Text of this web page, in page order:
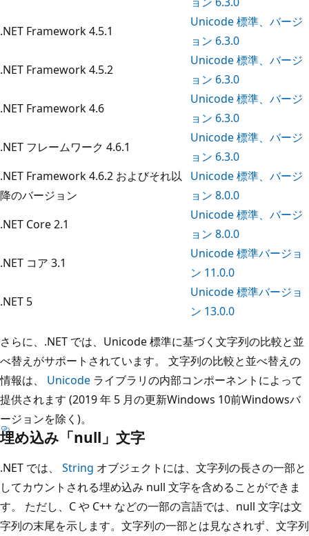
.NET Framework 4.5.1
Unicode 標準、バージ
ョン 6.3.0
.NET Framework 4.5.2
Unicode 標準、バージ
ョン 6.3.0
.NET Framework 4.6
Unicode 標準、バージ
ョン 6.3.0
.NET フレームワーク 4.6.1
Unicode 標準、バージ
ョン 6.3.0
.NET Framework 4.6.2 およびそれ以
降のバージョン
Unicode 標準、バージ
ョン 8.0.0
.NET Core 2.1
Unicode 標準、バージ
ョン 8.0.0
.NET コア 3.1
Unicode 標準バージョ
ン 11.0.0
.NET 5
Unicode 標準バージョ
ン 13.0.0
さらに、.NET では、Unicode 標準に基づく文字列の比較と並
べ替えがサポートされています。 文字列の比較と並べ替えの
情報は、
Unicode ライブラリの内部コンポーネントによって
提供されます (2019 年 5 月の更新Windows 10前Windowsバ
ージョンを除く)。
埋め込み「null」文字
.NET では、 String オブジェクトには、文字列の長さの一部と
してカウントされる埋め込み null 文字を含めることができま
す。 ただし、C や C++ などの一部の言語では、null 文字は文
字列の末尾を示します。文字列の一部とは見なされず、文字列